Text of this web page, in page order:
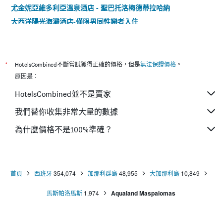
尤金妮亞維多利亞溫泉酒店 - 聖巴托洛梅德蒂拉哈納
大西洋陽光海灘酒店-僅限男同性戀者入住
*
HotelsCombined不斷嘗試獲得正確的價格，但是無法保證價格 。
原因是：
HotelsCombined並不是賣家
我們替你收集非常大量的數據
為什麼價格不是100%準確？
首頁 西班牙354,074 加那利群島48,955 大加那利島 10,849
馬斯帕洛馬斯 1,974 Aqualand Maspalomas